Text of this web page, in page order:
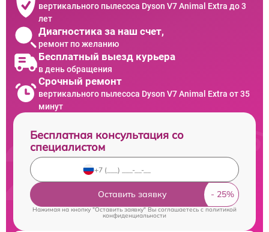
вертикального пылесоса Dyson V7 Animal Extra до 3
лет
Диагностика за наш счет,
ремонт по желанию
Бесплатный выезд курьера
в день обращения
Срочный ремонт
вертикального пылесоса Dyson V7 Animal Extra от 35
минут
Бесплатная консультация со
специалистом
Оставить заявку
Нажимая на кнопку "Оставить заявку" Вы соглашаетесь cполитикой
конфиденциальности